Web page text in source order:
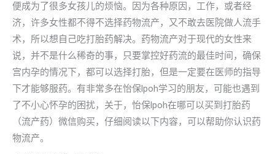
便成为了很多女孩儿的烦恼。因为各种原因，工作，或者经
济，许多女性都不得不选择药物流产，又不敢去医院做人流手
术，所以想自己吃打胎药解决。药物流产对于现代的女性来
说，并不是什么稀奇的事，只要掌控好药流的最佳时间，确保
宫内孕的情况下，都可以选择打胎，但是一定要在医师的指导
下才能够服药。有非常多在怡保lpoh学习的朋友，可能也遇到
了不小心怀孕的困扰，关于，怡保lpoh在哪可以买到打胎药
（流产药）微信购买，仔细阅读以下内容，可以帮助你认识药
物流产。